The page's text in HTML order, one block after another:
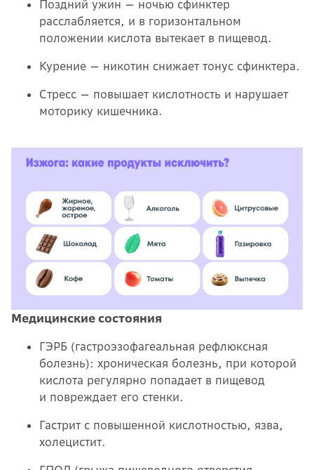
Поздний ужин — ночью сфинктер
расслабляется, и в горизонтальном
положении кислота вытекает в пищевод.
Курение — никотин снижает тонус сфинктера.
Стресс — повышает кислотность и нарушает
моторику кишечника.
Медицинские состояния
ГЭРБ (гастроэзофагеальная рефлюксная
болезнь): хроническая болезнь, при которой
кислота регулярно попадает в пищевод
и повреждает его стенки.
Гастрит с повышенной кислотностью, язва,
холецистит.